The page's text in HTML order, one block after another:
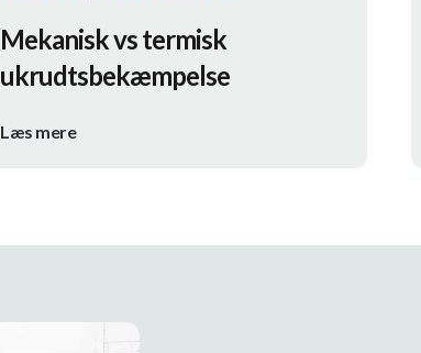
Mekanisk vs termisk
ukrudtsbekæmpelse
Læs mere